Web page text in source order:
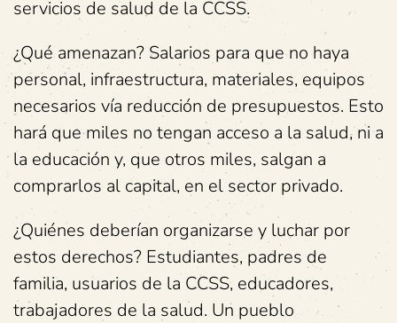
servicios de salud de la CCSS.
¿Qué amenazan? Salarios para que no haya
personal, infraestructura, materiales, equipos
necesarios vía reducción de presupuestos. Esto
hará que miles no tengan acceso a la salud, ni a
la educación y, que otros miles, salgan a
comprarlos al capital, en el sector privado.
¿Quiénes deberían organizarse y luchar por
estos derechos? Estudiantes, padres de
familia, usuarios de la CCSS, educadores,
trabajadores de la salud. Un pueblo